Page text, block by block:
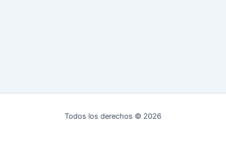
Todos los derechos © 2026